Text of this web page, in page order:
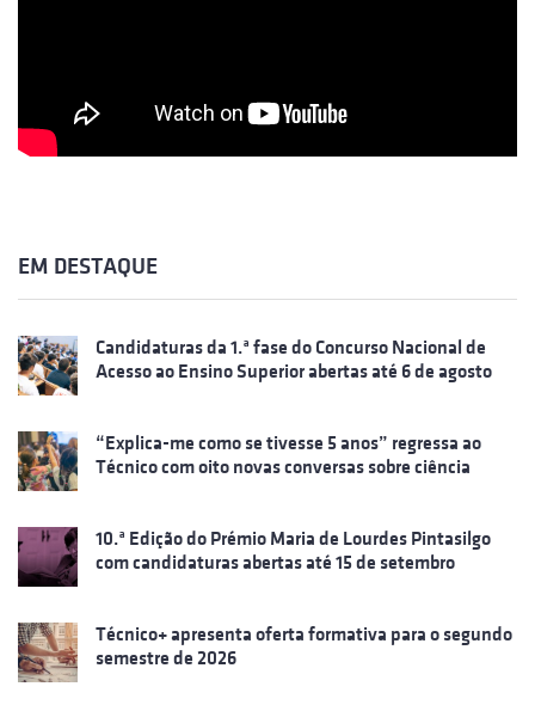
EM DESTAQUE
Candidaturas da 1.ª fase do Concurso Nacional de
Acesso ao Ensino Superior abertas até 6 de agosto
“Explica-me como se tivesse 5 anos” regressa ao
Técnico com oito novas conversas sobre ciência
10.ª Edição do Prémio Maria de Lourdes Pintasilgo
com candidaturas abertas até 15 de setembro
Técnico+ apresenta oferta formativa para o segundo
semestre de 2026